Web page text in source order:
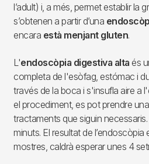
l’adult) i, a més, permet establir la
s’obtenen a partir d’una
encara està menjant gluten.
L'endoscòpia digestiva alta és
completa de l'esòfag, estómac i
través de la boca i s'insufla aire a
el procediment, es pot prendre
tractaments que siguin
minuts. El resultat de
mostres, caldrà esperar unes 4